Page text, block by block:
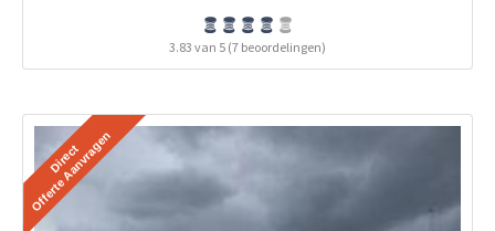
3.83 van 5 (7 beoordelingen)